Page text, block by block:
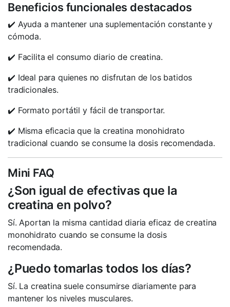
Beneficios funcionales destacados
✔️ Ayuda a mantener una suplementación constante y
cómoda.
✔️ Facilita el consumo diario de creatina.
✔️ Ideal para quienes no disfrutan de los batidos
tradicionales.
✔️ Formato portátil y fácil de transportar.
✔️ Misma eficacia que la creatina monohidrato
tradicional cuando se consume la dosis recomendada.
Mini FAQ
¿Son igual de efectivas que la
creatina en polvo?
Sí. Aportan la misma cantidad diaria eficaz de creatina
monohidrato cuando se consume la dosis
recomendada.
¿Puedo tomarlas todos los días?
Sí. La creatina suele consumirse diariamente para
mantener los niveles musculares.